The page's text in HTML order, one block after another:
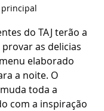
principal
do TAJ terão a
as delicias
elaborado
a noite. O
toda a
com a inspiração